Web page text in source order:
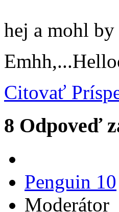
hej a mohl
Citovať
8 Odpoveď
Penguin 10
Moderátor